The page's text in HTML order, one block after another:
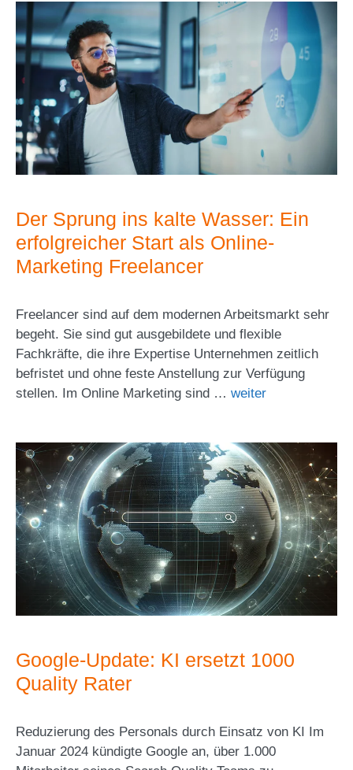
Der Sprung ins kalte Wasser: Ein
erfolgreicher Start als Online-
Marketing Freelancer
Freelancer sind auf dem modernen Arbeitsmarkt sehr
begeht. Sie sind gut ausgebildete und flexible
Fachkräfte, die ihre Expertise Unternehmen zeitlich
befristet und ohne feste Anstellung zur Verfügung
stellen. Im Online Marketing sind … weiter
Google-Update: KI ersetzt 1000
Quality Rater
Reduzierung des Personals durch Einsatz von KI Im
Januar 2024 kündigte Google an, über 1.000